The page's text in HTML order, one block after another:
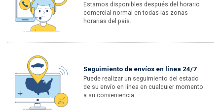
Estamos disponibles después del horario
comercial normal en todas las zonas
horarias del país.
Seguimiento de envíos en línea 24/7
Puede realizar un seguimiento del estado
de su envío en línea en cualquier momento
a su conveniencia.